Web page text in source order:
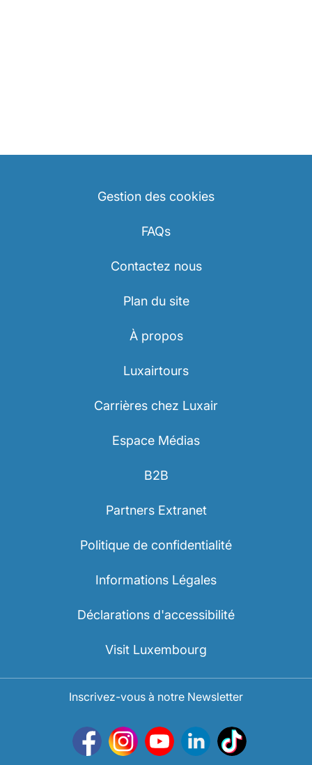
Gestion des cookies
FAQs
Contactez nous
Plan du site
À propos
Luxairtours
Carrières chez Luxair
Espace Médias
B2B
Partners Extranet
Politique de confidentialité
Informations Légales
Déclarations d'accessibilité
Visit Luxembourg
Inscrivez-vous à notre Newsletter